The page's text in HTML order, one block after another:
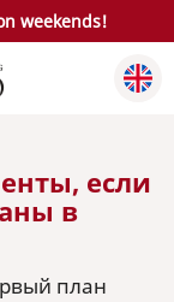
weekends!
если
в
план